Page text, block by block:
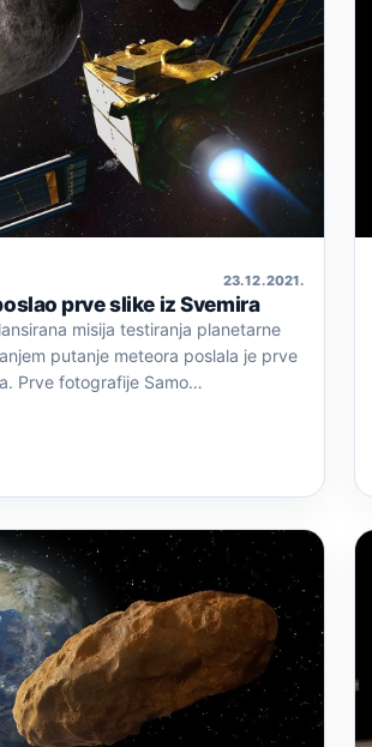
23. 12. 2021.
prve slike iz Svemira
misija testiranja planetarne
putanje meteora poslala je prve
Prve fotografije Samo…